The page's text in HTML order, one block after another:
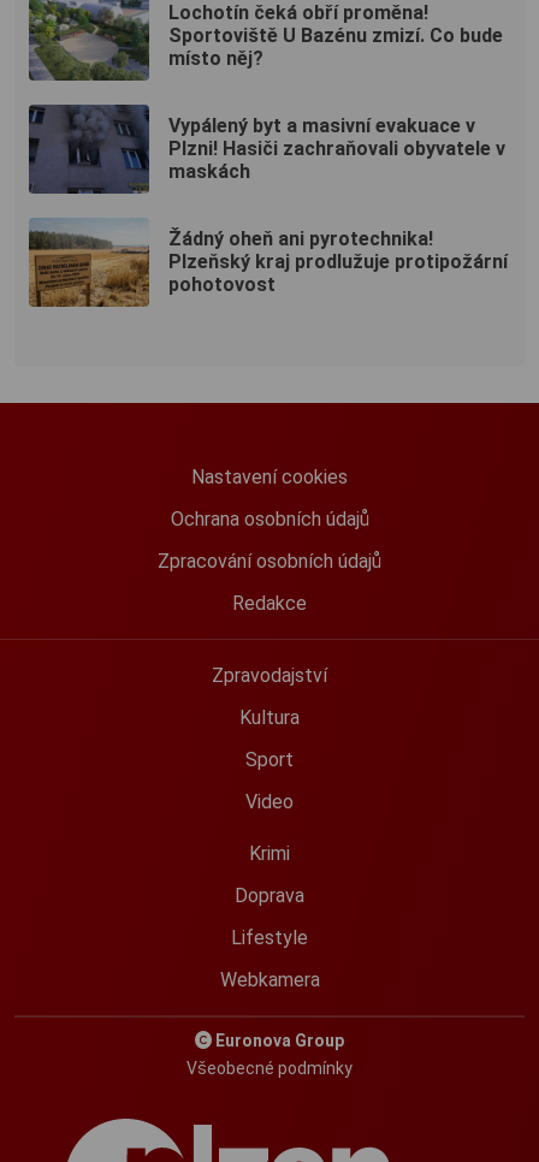
Lochotín čeká obří proměna!
Sportoviště U Bazénu zmizí. Co bude
místo něj?
Vypálený byt a masivní evakuace v
Plzni! Hasiči zachraňovali obyvatele v
maskách
Žádný oheň ani pyrotechnika!
Plzeňský kraj prodlužuje protipožární
pohotovost
Nastavení cookies
Ochrana osobních údajů
Zpracování osobních údajů
Redakce
Zpravodajství
Kultura
Sport
Video
Krimi
Doprava
Lifestyle
Webkamera
Euronova Group
Všeobecné podmínky